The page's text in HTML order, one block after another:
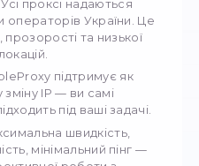
У роботі з
і мультиакаунтністю
забезпечують високу
від блокувань.
Мобільні проксі — це
для скрейпінгу сайтів,
Cloudflare) та збору